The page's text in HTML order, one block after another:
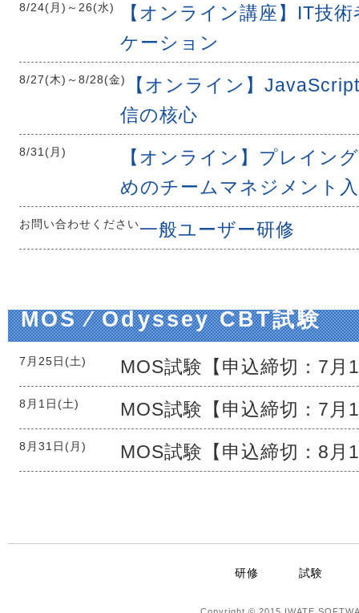
8/24(月) ～ 26(水)
【オンライン講座】IT技
ケーション
8/27(木) ～ 8/28(金)
【オンライン】
信の核心
8/31(月)
【オンライン】プレイン
めのチームマネジメント
お問い合わせください一般ユーザー研修
MOS ⁄ Odyssey CBT試験
7月25日(土) MOS試験【申込締切： 7月
8月1日(土) MOS試験【申込締切： 7月
8月31日(月) MOS試験【申込締切： 8月
研修 試験